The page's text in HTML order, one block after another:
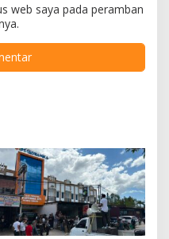
web saya pada peramban